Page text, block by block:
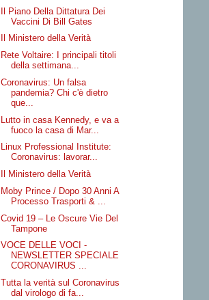
Il Piano Della Dittatura Dei
Vaccini Di Bill Gates
Il Ministero della Verità
Rete Voltaire: I principali titoli
della settimana...
Coronavirus: Un falsa
pandemia? Chi c'è dietro
que...
Lutto in casa Kennedy, e va a
fuoco la casa di Mar...
Linux Professional Institute:
Coronavirus: lavorar...
Il Ministero della Verità
Moby Prince / Dopo 30 Anni A
Processo Trasporti & ...
Covid 19 – Le Oscure Vie Del
Tampone
VOCE DELLE VOCI -
NEWSLETTER SPECIALE
CORONAVIRUS ...
Tutta la verità sul Coronavirus
dal virologo di fa...